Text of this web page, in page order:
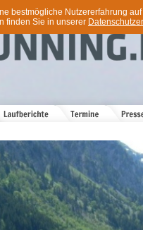
bestmögliche Nutzererfahrung
finden Sie in unserer